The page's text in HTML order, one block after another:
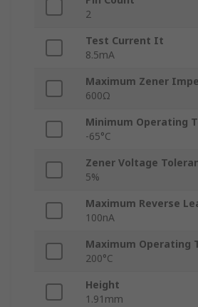
2
Test Current It
8.5mA
Maximum Zener
600Ω
Minimum Operating
-65°C
Zener Voltage
5%
Maximum Reverse
100nA
Maximum Operating
200°C
Height
1.91mm